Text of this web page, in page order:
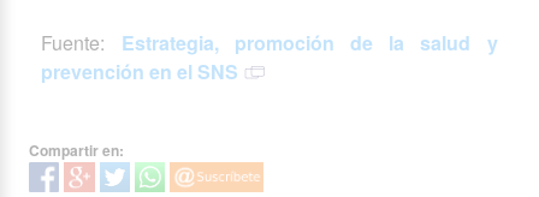
Fuente: Estrategia, promoción de la salud y
prevención en el SNS
Compartir en: